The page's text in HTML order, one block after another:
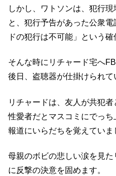
しかし、ワトソンは、犯行
と、犯行予告があった公衆
ドの犯行は不可能」という確
そんな時にリチャード宅へ
後日、盗聴器が仕掛けられて
リチャードは、友人が共犯
性愛者だとマスコミにでっ
報道にいらだちを覚えていま
母親のボビの悲しい涙を見
に反撃の決意を固めます。